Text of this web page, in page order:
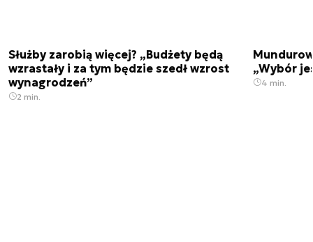
Służby zarobią więcej? „Budżety będą
wzrastały i za tym będzie szedł wzrost
wynagrodzeń”
2 min.
„Wybór
4 min.